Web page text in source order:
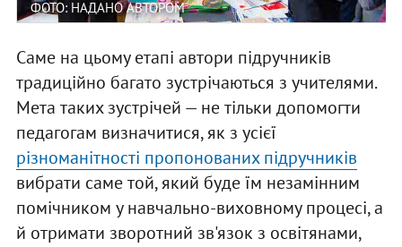
ФОТО: НАДАНО АВТОРОМ
Саме на цьому етапі автори підручників
традиційно багато зустрічаються з учителями.
Мета таких зустрічей — не тільки допомогти
педагогам визначитися, як з усієї
різноманітності пропонованих підручників
вибрати саме той, який буде їм незамінним
помічником у навчально-виховному процесі, а
й отримати зворотний зв'язок з освітянами,